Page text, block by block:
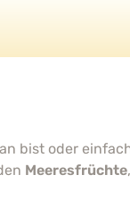
bist oder
Meeresfrüchte